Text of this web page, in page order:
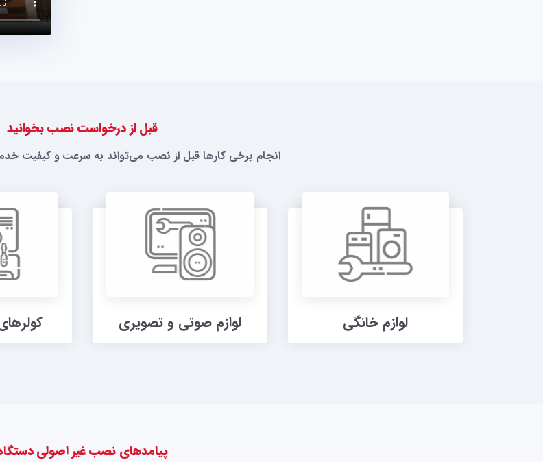
قبل از درخواست نصب بخوانید
انجام برخی کارها قبل از نصب می‌تواند به سرعت و کیفیت
لوازم خانگی لوازم صوتی و تصویری
پیامدهای نصب غیر اصولی